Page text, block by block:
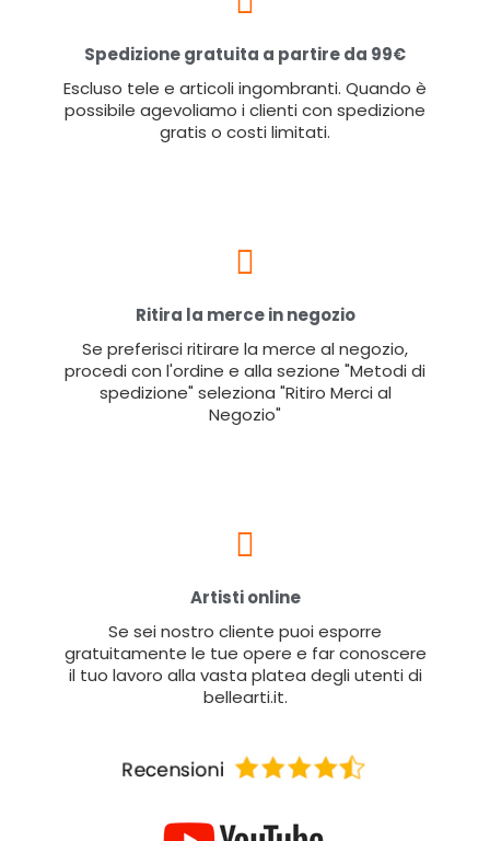
Spedizione gratuita a partire da 99€
Escluso tele e articoli ingombranti. Quando è
possibile agevoliamo i clienti con spedizione
gratis o costi limitati.
Ritira la merce in negozio
Se preferisci ritirare la merce al negozio,
procedi con l'ordine e alla sezione "Metodi di
spedizione" seleziona "Ritiro Merci al
Negozio"
Artisti online
Se sei nostro cliente puoi esporre
gratuitamente le tue opere e far conoscere
il tuo lavoro alla vasta platea degli utenti di
bellearti.it.